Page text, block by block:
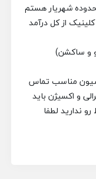
شهریار هستم
از کل درآمد
و ساکشن)
مناسب تماس
و اکسیژن باید
ندارید لطفا